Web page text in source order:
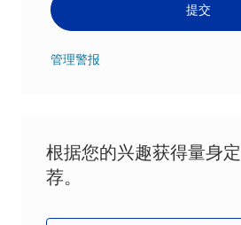
提交
管理警报
根据您的兴趣获得量身
荐。